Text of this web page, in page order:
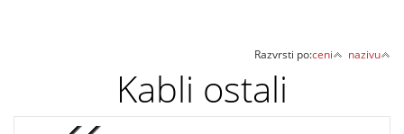
Razvrsti po:ceni nazivu
Kabli ostali